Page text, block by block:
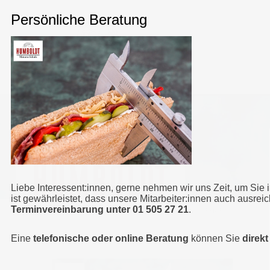
HUMBOLDT MATURA-SCHULE>ERNÄHRUNGSLEHRE
Liebe Interessent:innen, gerne nehmen wir uns Zeit, um
ist gewährleistet, dass unsere Mitarbeiter:innen auch
Terminvereinbarung unter 01 505 27 21.
Eine telefonische oder online Beratung können Sie direkt